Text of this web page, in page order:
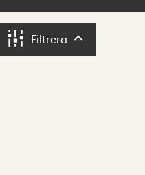
Filtrera Filtrera